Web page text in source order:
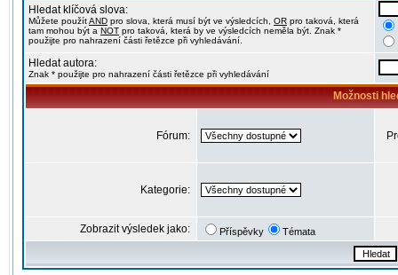
Hledat klíčová slova:
Můžete použítAND pro slova, která musí být ve výsledcích, OR pro taková, která
tam mohou být a NOT pro taková, která by ve výsledcích neměla být. Znak *
použijte pro nahrazení části řetězce při vyhledávání.
Hledat autora:
Znak * použijte pro nahrazení části řetězce při vyhledávání
Možnosti
Fórum:
Kategorie:
Zobrazit výsledek jako: Příspěvky Témata